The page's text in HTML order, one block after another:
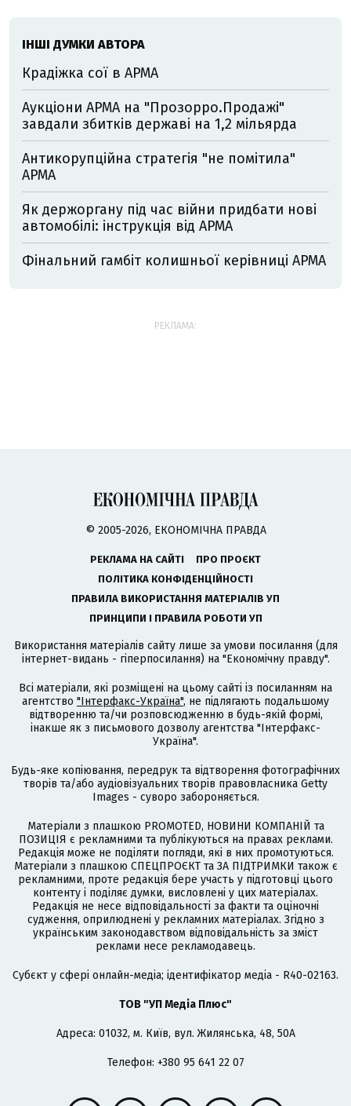
ІНШІ ДУМКИ АВТОРА
Крадіжка сої в АРМА
Аукціони АРМА на "Прозорро.Продажі"
завдали збитків державі на 1,2 мільярда
Антикорупційна стратегія "не помітила"
АРМА
Як держоргану під час війни придбати нові
автомобілі: інструкція від АРМА
Фінальний гамбіт колишньої керівниці АРМА
РЕКЛАМА:
© 2005-2026, ЕКОНОМІЧНА ПРАВДА
РЕКЛАМА НА САЙТІ
ПРО ПРОЄКТ
ПОЛІТИКА КОНФІДЕНЦІЙНОСТІ
ПРАВИЛА ВИКОРИСТАННЯ МАТЕРІАЛІВ УП
ПРИНЦИПИ І ПРАВИЛА РОБОТИ УП
Використання матеріалів сайту лише за умови посилання (для
інтернет-видань - гіперпосилання) на "Економічну правду".
Всі матеріали, які розміщені на цьому сайті із посиланням на
агентство "Інтерфакс-Україна", не підлягають подальшому
відтворенню та/чи розповсюдженню в будь-якій формі,
інакше як з письмового дозволу агентства "Інтерфакс-
Україна".
Будь-яке копіювання, передрук та відтворення фотографічних
творів та/або аудіовізуальних творів правовласника Getty
Images - суворо забороняється.
Матеріали з плашкою PROMOTED, НОВИНИ КОМПАНІЙ та
ПОЗИЦІЯ є рекламними та публікуються на правах реклами.
Редакція може не поділяти погляди, які в них промотуються.
Матеріали з плашкою СПЕЦПРОЄКТ та ЗА ПІДТРИМКИ також є
рекламними, проте редакція бере участь у підготовці цього
контенту і поділяє думки, висловлені у цих матеріалах.
Редакція не несе відповідальності за факти та оціночні
судження, оприлюднені у рекламних матеріалах. Згідно з
українським законодавством відповідальність за зміст
реклами несе рекламодавець.
Cубєкт у сфері онлайн-медіа; ідентифікатор медіа - R40-02163.
ТОВ "УП Медіа Плюс"
Адреса: 01032, м. Київ, вул. Жилянська, 48, 50А
Телефон: +380 95 641 22 07